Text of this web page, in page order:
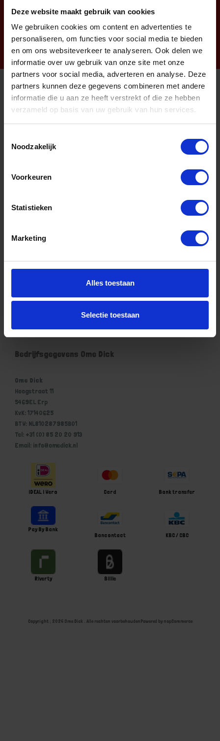
Deze website maakt gebruik van cookies
We gebruiken cookies om content en advertenties te
personaliseren, om functies voor social media te bieden
en om ons websiteverkeer te analyseren. Ook delen we
informatie over uw gebruik van onze site met onze
partners voor social media, adverteren en analyse. Deze
partners kunnen deze gegevens combineren met andere
informatie die u aan ze heeft verstrekt of die ze hebben
verzameld op basis van uw gebruik van hun services.
Noodzakelijk
Voorkeuren
Statistieken
Marketing
Alles toestaan
Selectie toestaan
Nieuwsbrief
Informatie
Klachtenregeling Ome Dick
Privacyverklaring Ome Dick
Klantenservice Ome Dick
Winkelwagen
Bedrijfsgegevens Ome Dick
Ome Dick
Hoogstraat 11
5469EL Erp
KvK: 17140625
BTW: NL810287985B01
Tel: +31 (0) 85 20 20 913
Email: info@omedick.nl
iDEAL | Wero Card Bank transfer
Pay By Bank
Bancontact
KBC / CBC
Riverty Billie
Copyright ; 2026 Ome Dick . Alle rechten voorbehoudenPowered by nopCommerce